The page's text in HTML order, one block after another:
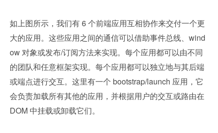
如上图所示，我们有 6 个前端应用互相协作来交付一个更
大的应用。这些应用之间的通信可以借助事件总线、wind
ow 对象或发布/订阅方法来实现。每个应用都可以由不同
的团队和任意框架实现。每个应用都可以独立地与其后端
或端点进行交互。这里有一个 bootstrap/launch 应用，它
会负责加载所有其他的应用，并根据用户的交互或路由在
DOM 中挂载或卸载它们。